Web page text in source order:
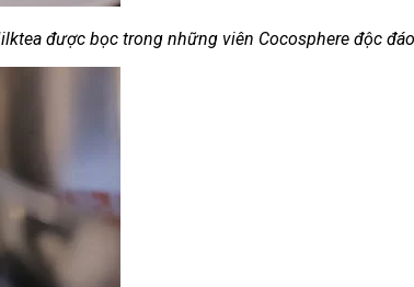
được bọc trong những viên Cocosphere độc đáo